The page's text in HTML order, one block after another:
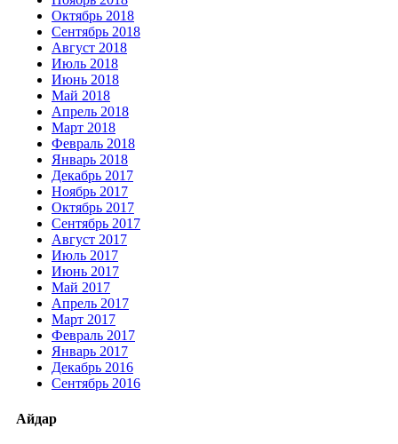
Октябрь 2018
Сентябрь 2018
Август 2018
Июль 2018
Июнь 2018
Май 2018
Апрель 2018
Март 2018
Февраль 2018
Январь 2018
Декабрь 2017
Ноябрь 2017
Октябрь 2017
Сентябрь 2017
Август 2017
Июль 2017
Июнь 2017
Май 2017
Апрель 2017
Март 2017
Февраль 2017
Январь 2017
Декабрь 2016
Сентябрь 2016
Айдар